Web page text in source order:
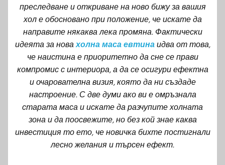
преследване и откриване на ново бижу за вашия
хол е обосновано при положение, че искате да
направите някаква лека промяна. Фактически
идеята за новахолна маса евтинаидва от това,
че наистина е приоритетно да сне се прави
компромис с интериора, а да се осигури ефектна
и очарователна визия, която да ни създаде
настроение. С две думи ако ви е омръзнала
старата маса и искате да разчупите холната
зона и да поосвежите, но без кой знае каква
инвестиция то ето, че новичка бихте постигнали
лесно желания и търсен ефект.